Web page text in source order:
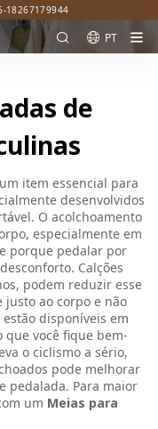
18267179944
PT
de
item essencial para
desenvolvidos
O acolchoamento
especialmente em
porque pedalar por
Calções
podem reduzir esse
justo ao corpo e não
disponíveis em
você fique bem-
o ciclismo a sério,
pode melhorar
pedalada. Para maior
um Meias para